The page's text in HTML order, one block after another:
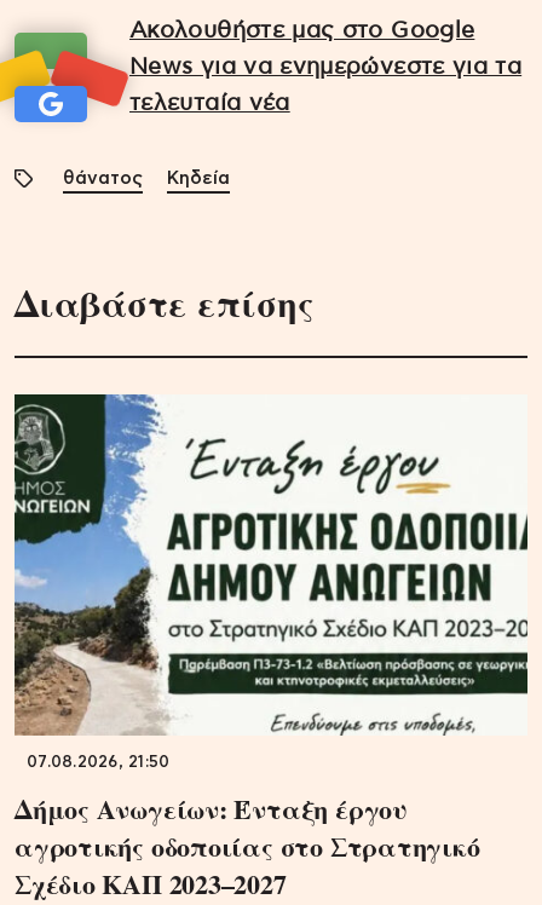
Ακολουθήστε μας στο Google
News για να ενημερώνεστε για τα
τελευταία νέα
θάνατος Κηδεία
Διαβάστε επίσης
07.08.2026, 21:50
Δήμος Ανωγείων: Ένταξη έργου
αγροτικής οδοποιίας στο Στρατηγικό
Σχέδιο ΚΑΠ 2023–2027